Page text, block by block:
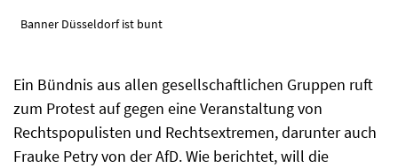
Banner Düsseldorf ist bunt
Ein Bündnis aus allen gesellschaftlichen Gruppen ruft
zum Protest auf gegen eine Veranstaltung von
Rechtspopulisten und Rechtsextremen, darunter auch
Frauke Petry von der AfD. Wie berichtet, will die